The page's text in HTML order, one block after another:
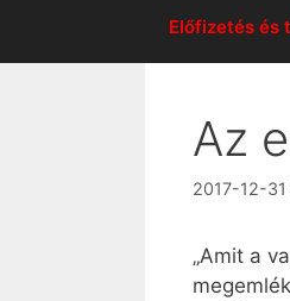
Előfizetés és
Az
2017-12-31
„Amit a